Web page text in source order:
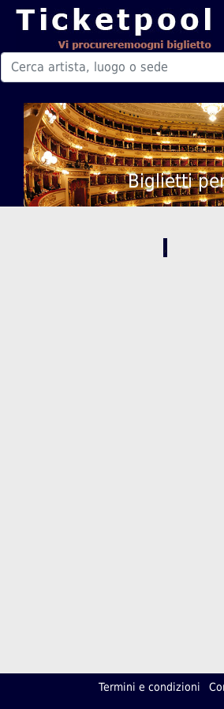
Biglietti
,
Termini e condizioni